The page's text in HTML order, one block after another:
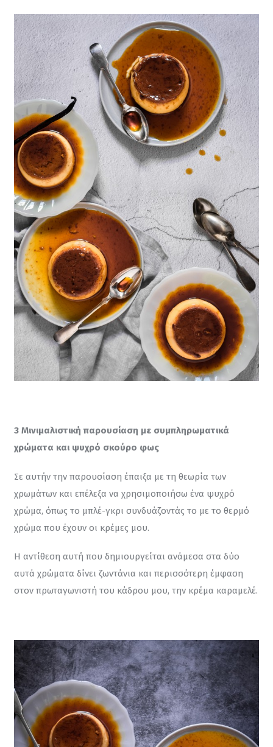
3 Μινιμαλιστική παρουσίαση με συμπληρωματικά
χρώματα και ψυχρό σκούρο φως
Σε αυτήν την παρουσίαση έπαιξα με τη θεωρία των
χρωμάτων και επέλεξα να χρησιμοποιήσω ένα ψυχρό
χρώμα, όπως το μπλέ-γκρι συνδυάζοντάς το με το θερμό
χρώμα που έχουν οι κρέμες μου.
Η αντίθεση αυτή που δημιουργείται ανάμεσα στα δύο
αυτά χρώματα δίνει ζωντάνια και περισσότερη έμφαση
στον πρωταγωνιστή του κάδρου μου, την κρέμα καραμελέ.